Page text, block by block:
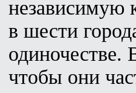
независимую
в шести
одиночестве.
чтобы они